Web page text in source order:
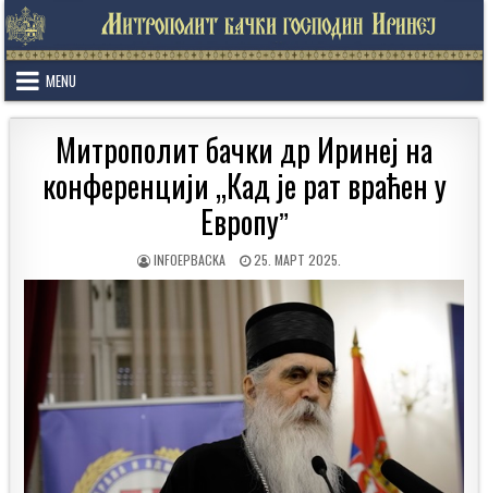
Skip
to
content
MENU
Митрополит бачки др Иринеј на
конференцији „Кад је рат враћен у
Европуˮ
AUTHOR:
INFOEPBACKA
PUBLISHED
DATE:
25. МАРТ 2025.